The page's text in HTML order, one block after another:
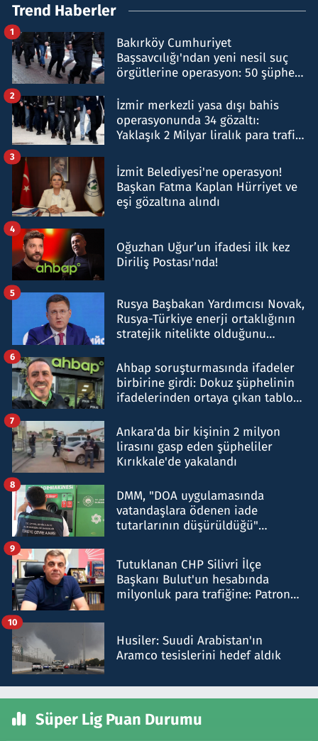
Trend Haberler
Bakırköy Cumhuriyet
Başsavcılığı'ndan yeni nesil suç
örgütlerine operasyon: 50 şüpheli
1
İzmir merkezli yasa dışı bahis
operasyonunda 34 gözaltı:
Yaklaşık 2 Milyar liralık para trafiği
2
İzmit Belediyesi'ne operasyon!
Başkan Fatma Kaplan Hürriyet ve
eşi gözaltına alındı
3
Oğuzhan Uğur’un ifadesi ilk kez
Diriliş Postası'nda!
4
Rusya Başbakan Yardımcısı Novak,
Rusya-Türkiye enerji ortaklığının
stratejik nitelikte olduğunu
5
Ahbap soruşturmasında ifadeler
birbirine girdi: Dokuz şüphelinin
ifadelerinden ortaya çıkan tablo
6
Ankara'da bir kişinin 2 milyon
lirasını gasp eden şüpheliler
Kırıkkale'de yakalandı
7
DMM, "DOA uygulamasında
vatandaşlara ödenen iade
tutarlarının düşürüldüğü"
8
Tutuklanan CHP Silivri İlçe
Başkanı Bulut'un hesabında
milyonluk para trafiğine: Patron
9
Husiler: Suudi Arabistan'ın
Aramco tesislerini hedef aldık
10
Süper Lig Puan Durumu